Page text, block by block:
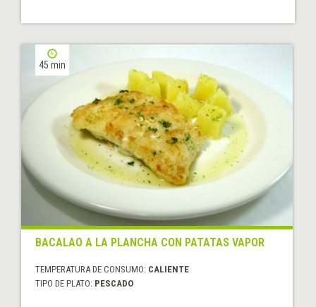
45 min
BACALAO A LA PLANCHA CON PATATAS VAPOR
TEMPERATURA DE CONSUMO: CALIENTE
TIPO DE PLATO: PESCADO